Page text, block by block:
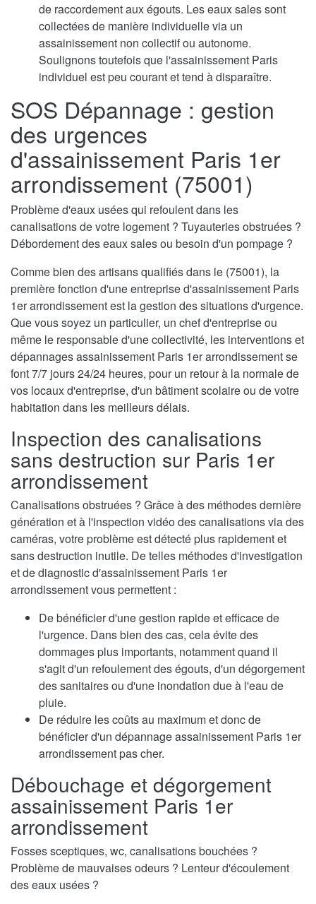
de raccordement aux égouts. Les eaux sales sont
collectées de manière individuelle via un
assainissement non collectif ou autonome.
Soulignons toutefois que l'assainissement Paris
individuel est peu courant et tend à disparaître.
SOS Dépannage : gestion
des urgences
d'assainissement Paris 1er
arrondissement (75001)
Problème d'eaux usées qui refoulent dans les
canalisations de votre logement ? Tuyauteries obstruées ?
Débordement des eaux sales ou besoin d'un pompage ?
Comme bien des artisans qualifiés dans le (75001), la
première fonction d'une entreprise d'assainissement Paris
1er arrondissement est la gestion des situations d'urgence.
Que vous soyez un particulier, un chef d'entreprise ou
même le responsable d'une collectivité, les interventions et
dépannages assainissement Paris 1er arrondissement se
font 7/7 jours 24/24 heures, pour un retour à la normale de
vos locaux d'entreprise, d'un bâtiment scolaire ou de votre
habitation dans les meilleurs délais.
Inspection des canalisations
sans destruction sur Paris 1er
arrondissement
Canalisations obstruées ? Grâce à des méthodes dernière
génération et à l'inspection vidéo des canalisations via des
caméras, votre problème est détecté plus rapidement et
sans destruction inutile. De telles méthodes d'investigation
et de diagnostic d'assainissement Paris 1er
arrondissement vous permettent :
De bénéficier d'une gestion rapide et efficace de
l'urgence. Dans bien des cas, cela évite des
dommages plus importants, notamment quand il
s'agit d'un refoulement des égouts, d'un dégorgement
des sanitaires ou d'une inondation due à l'eau de
pluie.
De réduire les coûts au maximum et donc de
bénéficier d'un dépannage assainissement Paris 1er
arrondissement pas cher.
Débouchage et dégorgement
assainissement Paris 1er
arrondissement
Fosses sceptiques, wc, canalisations bouchées ?
Problème de mauvaises odeurs ? Lenteur d'écoulement
des eaux usées ?